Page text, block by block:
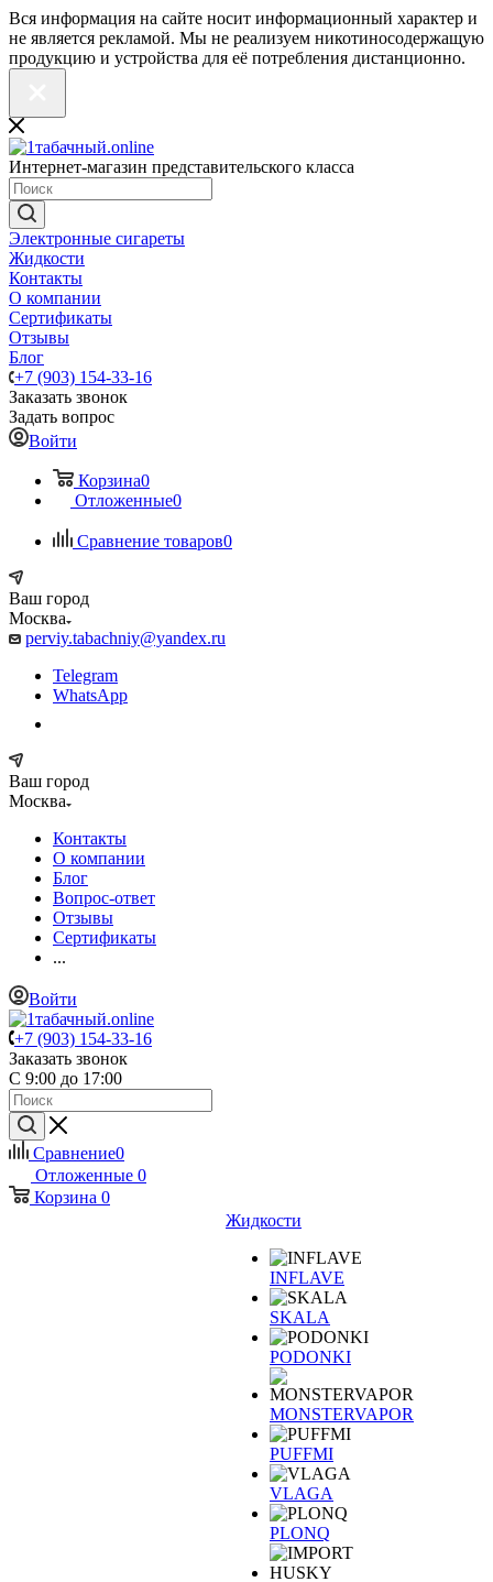
Вся информация на сайте носит информационный характер и
не является рекламой. Мы не реализуем никотиносодержащую
продукцию и устройства для её потребления дистанционно.
Интернет-магазин представительского класса
Электронные сигареты
Жидкости
Контакты
О компании
Сертификаты
Отзывы
Блог
+7 (903) 154-33-16
Заказать звонок
Задать вопрос
Войти
Корзина0
Отложенные0
Сравнение товаров0
Ваш город
Москва
perviy.tabachniy@yandex.ru
Telegram
WhatsApp
Ваш город
Москва
Контакты
О компании
Блог
Вопрос-ответ
Отзывы
Сертификаты
...
Войти
+7 (903) 154-33-16
Заказать звонок
С 9:00 до 17:00
Сравнение0
Отложенные 0
Корзина 0
Жидкости
INFLAVE
SKALA
PODONKI
MONSTERVAPOR
PUFFMI
VLAGA
PLONQ